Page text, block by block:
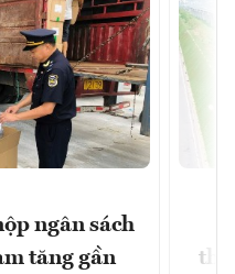
ngân sách
tăng gần